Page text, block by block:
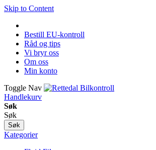
Skip to Content
Bestill EU-kontroll
Råd og tips
Vi bryr oss
Om oss
Min konto
Toggle Nav
Handlekurv
Søk
Søk
Søk
Kategorier